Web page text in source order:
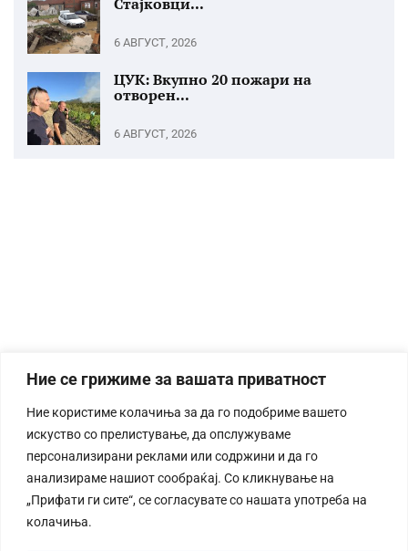
Ние се грижиме за вашата приватност
Ние користиме колачиња за да го подобриме вашето
искуство со прелистување, да опслужуваме
персонализирани реклами или содржини и да го
анализираме нашиот сообраќај. Со кликнување на
„Прифати ги сите“, се согласувате со нашата употреба на
колачиња.
6 АВГУСТ, 2026
ЦУК: Вкупно 20 пожари на
отворен...
6 АВГУСТ, 2026